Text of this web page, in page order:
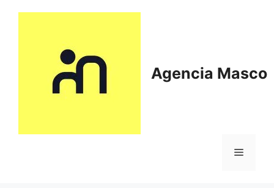
Agencia Masco